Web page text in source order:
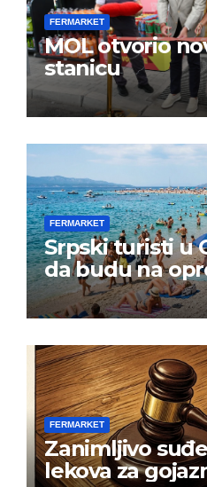
FERMARKET
MOL otvorio
stanicu
FERMARKET
Srpski turisti u
da budu na
FERMARKET
Zanimljivo
lekova za